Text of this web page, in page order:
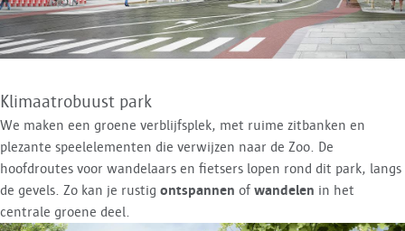
Klimaatrobuust park
We maken een groene verblijfsplek, met ruime zitbanken en
plezante speelelementen die verwijzen naar de Zoo. De
hoofdroutes voor wandelaars en fietsers lopen rond dit park, langs
de gevels. Zo kan je rustig ontspannen of wandelen in het
centrale groene deel.